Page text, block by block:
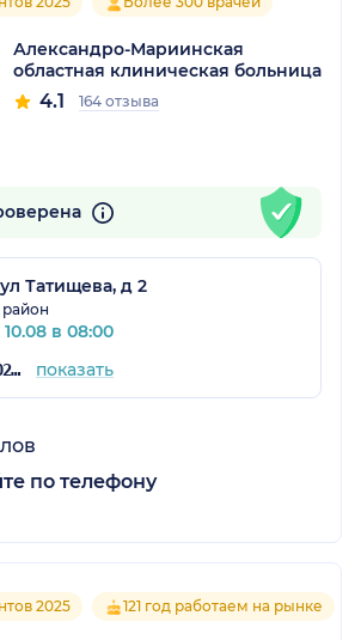
Александро-Мариинская
областная клиническая больница
4.1 164 отзыва
Татищева, д 2
в 08:00
+7 (851) 221-02-47 показать
по телефону
2025 121 год работаем на рынке